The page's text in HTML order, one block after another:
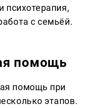
психотерапия,
с семьёй.
помощь
помощь при
этапов.